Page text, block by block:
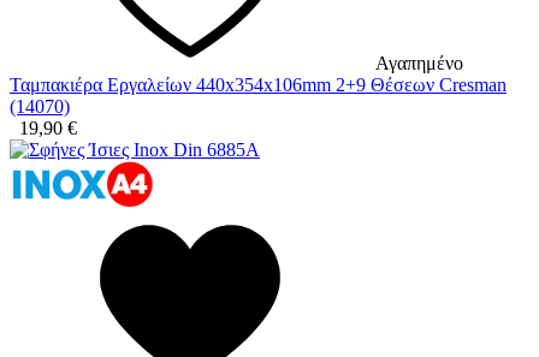
Αγαπημένο
Ταμπακιέρα Εργαλείων 440x354x106mm 2+9 Θέσεων Cresman
(14070)
19,90 €